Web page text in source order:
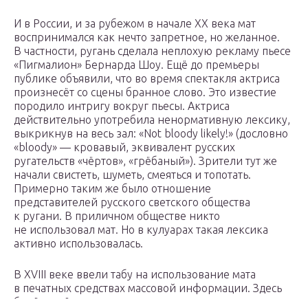
И в России, и за рубежом в начале XX века мат
воспринимался как нечто запретное, но желанное.
В частности, ругань сделала неплохую рекламу пьесе
«Пигмалион» Бернарда Шоу. Ещё до премьеры
публике объявили, что во время спектакля актриса
произнесёт со сцены бранное слово. Это известие
породило интригу вокруг пьесы. Актриса
действительно употребила ненормативную лексику,
выкрикнув на весь зал: «Not bloody likely!» (дословно
«bloody» — кровавый, эквивалент русских
ругательств «чёртов», «грёбаный»). Зрители тут же
начали свистеть, шуметь, смеяться и топотать.
Примерно таким же было отношение
представителей русского светского общества
к ругани. В приличном обществе никто
не использовал мат. Но в кулуарах такая лексика
активно использовалась.
В XVIII веке ввели табу на использование мата
в печатных средствах массовой информации. Здесь